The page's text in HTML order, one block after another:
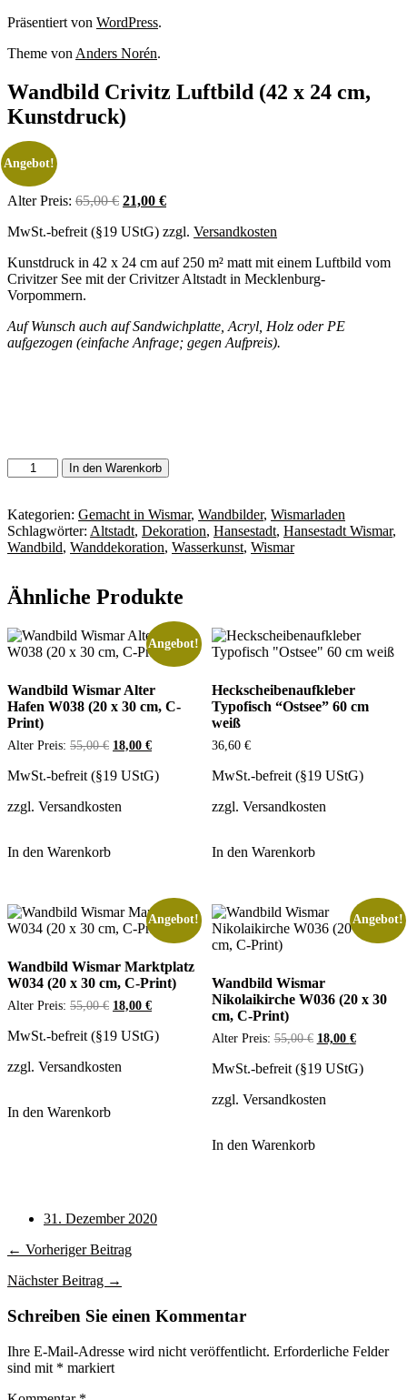
Präsentiert von WordPress.
Theme von Anders Norén.
Wandbild Crivitz Luftbild (42 x 24 cm,
Kunstdruck)
Angebot!
Alter Preis: 65,00€ Ursprünglicher
war:
21,00 €Aktueller
ist:
MwSt.-befreit (§19 UStG) zzgl. Versandkosten
Kunstdruck in 42 x 24 cm auf 250 m² matt mit einem Luftbild vom
Crivitzer See mit der Crivitzer Altstadt in Mecklenburg-
Vorpommern.
Auf Wunsch auch auf Sandwichplatte, Acryl, Holz oder PE
aufgezogen (einfache Anfrage; gegen Aufpreis).
Wandbild
Crivitz
(42
x
24
Menge
In den Warenkorb
Kategorien: Gemacht in Wismar, Wandbilder, Wismarladen
Schlagwörter: Altstadt, Dekoration, Hansestadt, Hansestadt Wismar,
Wandbild, Wanddekoration, Wasserkunst, Wismar
Ähnliche Produkte
Angebot!
Wandbild Wismar Alter
Hafen W038 (20 x 30 cm, C-
Print)
Alter Preis: 55,00€ Ursprünglicher
war:
18,00 €Aktueller
ist:
18,00 €.
MwSt.-befreit (§19 UStG)
zzgl. Versandkosten
In den Warenkorb
Heckscheibenaufkleber
Typofisch “Ostsee” 60 cm
weiß
36,60 €
MwSt.-befreit (§19 UStG)
zzgl. Versandkosten
In den Warenkorb
Angebot!
Wandbild Wismar Marktplatz
W034 (20 x 30 cm, C-Print)
Alter Preis: 55,00€ Ursprünglicher
war:
18,00 €Aktueller
ist:
18,00 €.
MwSt.-befreit (§19 UStG)
zzgl. Versandkosten
In den Warenkorb
Angebot!
Wandbild Wismar
Nikolaikirche W036 (20 x 30
cm, C-Print)
Alter Preis: 55,00€ Ursprünglicher
war:
18,00 €Aktueller
ist:
18,00 €.
MwSt.-befreit (§19 UStG)
zzgl. Versandkosten
In den Warenkorb
31. Dezember 2020
← Vorheriger Beitrag
Nächster Beitrag →
Schreiben Sie einen Kommentar
Ihre E-Mail-Adresse wird nicht veröffentlicht. Erforderliche Felder
sind mit * markiert